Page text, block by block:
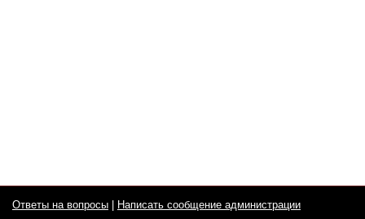
Ответы на вопросы Написать сообщение администрации